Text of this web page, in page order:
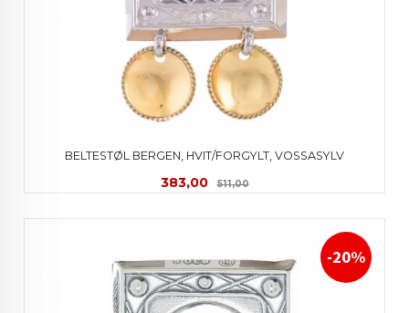
BELTESTØL BERGEN, HVIT/FORGYLT, VOSSASYLV
Tilbud
383,00 511,00Rabatt
-20%